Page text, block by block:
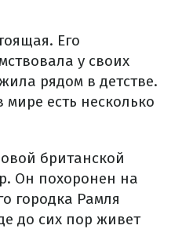
Его
у своих
рядом в детстве.
есть несколько
британской
Он похоронен на
городка Рамля
до сих пор живет